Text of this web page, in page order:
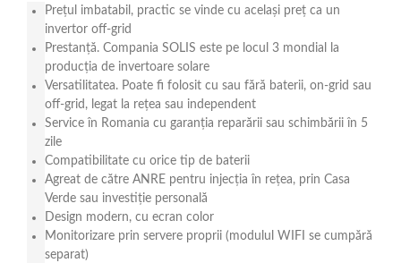
Prețul imbatabil, practic se vinde cu același preț ca un
invertor off-grid
Prestanță. Compania SOLIS este pe locul 3 mondial la
producția de invertoare solare
Versatilitatea. Poate fi folosit cu sau fără baterii, on-grid sau
off-grid, legat la rețea sau independent
Service în Romania cu garanția reparării sau schimbării în 5
zile
Compatibilitate cu orice tip de baterii
Agreat de către ANRE pentru injecția în rețea, prin Casa
Verde sau investiție personală
Design modern, cu ecran color
Monitorizare prin servere proprii (modulul WIFI se cumpără
separat)